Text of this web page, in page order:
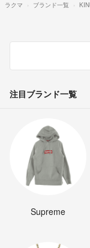
ラクマ ブランド一覧
注目ブランド一覧
Supreme